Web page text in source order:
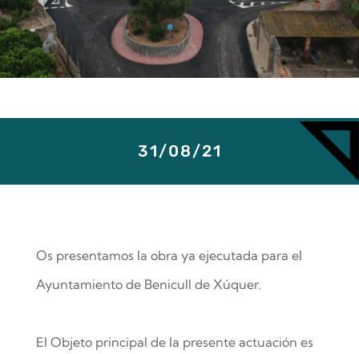
31/08/21
Os presentamos la obra ya ejecutada para el
Ayuntamiento de Benicull de Xúquer.
El Objeto principal de la presente actuación es